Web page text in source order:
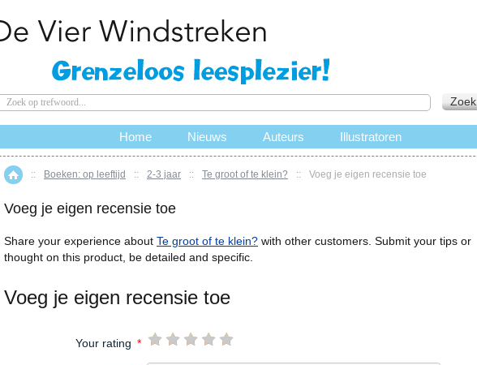
Home
:: Boeken: op leeftijd :: 2-3 jaar :: Te groot of te klein? :: Voeg je eigen recensie toe
Voeg je eigen recensie toe
Share your experience about Te groot of te klein? with other customers. Submit your tips or
thought on this product, be detailed and specific.
Voeg je eigen recensie toe
Your rating *
Zoek
Home Nieuws Auteurs Illustratoren